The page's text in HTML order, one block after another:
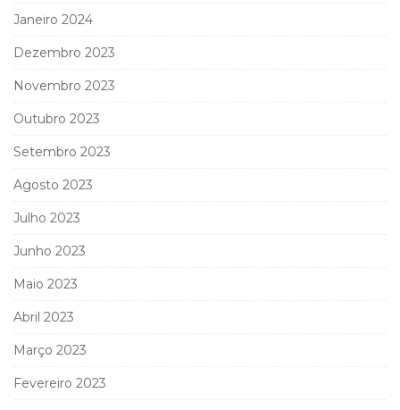
Janeiro 2024
Dezembro 2023
Novembro 2023
Outubro 2023
Setembro 2023
Agosto 2023
Julho 2023
Junho 2023
Maio 2023
Abril 2023
Março 2023
Fevereiro 2023